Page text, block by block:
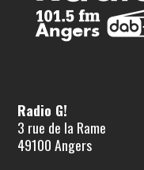
Radio G!
3 rue de la Rame
49100 Angers